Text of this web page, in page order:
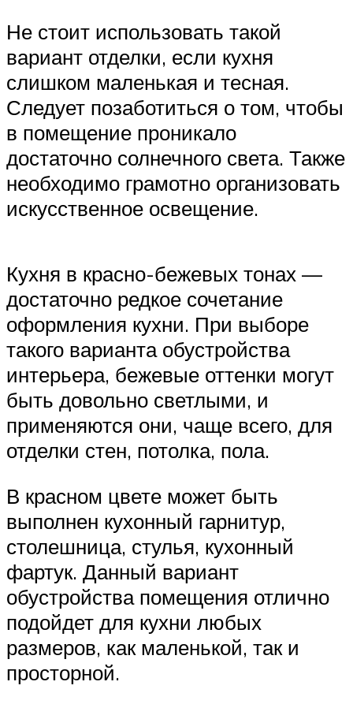
Не стоит использовать такой
вариант отделки, если кухня
слишком маленькая и тесная.
Следует позаботиться о том, чтобы
в помещение проникало
достаточно солнечного света. Также
необходимо грамотно организовать
искусственное освещение.
Кухня в красно-бежевых тонах —
достаточно редкое сочетание
оформления кухни. При выборе
такого варианта обустройства
интерьера, бежевые оттенки могут
быть довольно светлыми, и
применяются они, чаще всего, для
отделки стен, потолка, пола.
В красном цвете может быть
выполнен кухонный гарнитур,
столешница, стулья, кухонный
фартук. Данный вариант
обустройства помещения отлично
подойдет для кухни любых
размеров, как маленькой, так и
просторной.